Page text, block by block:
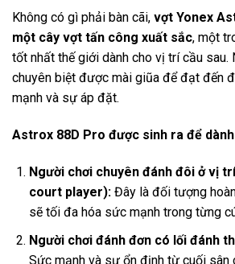
Không có gì phải bàn cãi, vợt Yonex
một cây vợt tấn công xuất sắc, một
tốt nhất thế giới dành cho vị trí cầu sau.
chuyên biệt được mài giũa để đạt đến
mạnh và sự áp đặt.
Astrox 88D Pro được sinh ra để
Người chơi chuyên đánh đôi ở vị
court player):Đây là đối tượng
sẽ tối đa hóa sức mạnh trong từng
Người chơi đánh đơn có lối đánh
Sức mạnh và sự ổn định từ cuối sân